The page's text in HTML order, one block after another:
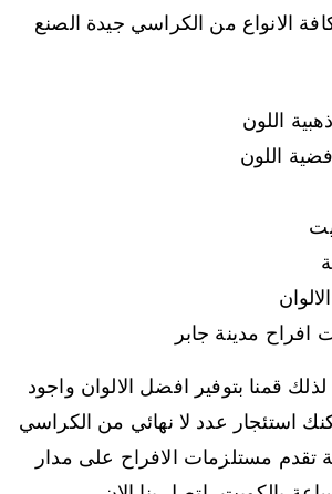
الانواع من الكراسي جيدة الصنع
اللون
اللون
مدينة جابر
قمنا بتوفير افضل الالوان واجود
استئجار عدد لا نهائي من الكراسي
مستلزمات الافراح على مدار